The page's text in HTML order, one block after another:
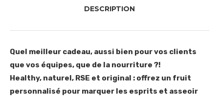
DESCRIPTION
Quel meilleur cadeau, aussi bien pour vos clients
que vos équipes, que de la nourriture ?!
Healthy, naturel, RSE et original : offrez un fruit
personnalisé pour marquer les esprits et asseoir